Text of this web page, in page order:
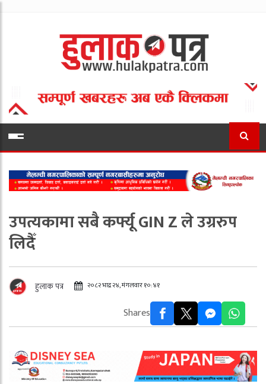
उपत्यकामा सबै कर्फ्यू GIN Z ले उग्ररुप
लिदैँ
हुलाक पत्र २०८२ भाद्र २४, मंगलवार १०:४१
Shares